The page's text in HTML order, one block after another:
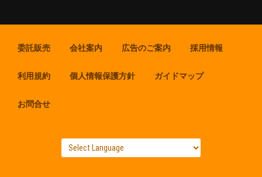
委託販売 会社案内 広告のご案内 採用情報
利用規約 個人情報保護方針 ガイドマップ
お問合せ